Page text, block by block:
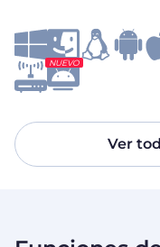
NUEVO
Ver